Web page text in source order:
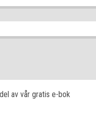
av vår gratis e-bok